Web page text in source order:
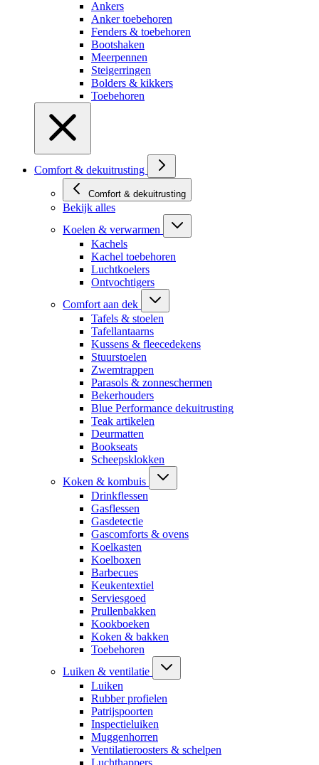
Ankers
Anker toebehoren
Fenders & toebehoren
Bootshaken
Meerpennen
Steigerringen
Bolders & kikkers
Toebehoren
Comfort & dekuitrusting
Comfort & dekuitrusting
Bekijk alles
Koelen & verwarmen
Kachels
Kachel toebehoren
Luchtkoelers
Ontvochtigers
Comfort aan dek
Tafels & stoelen
Tafellantaarns
Kussens & fleecedekens
Stuurstoelen
Zwemtrappen
Parasols & zonneschermen
Bekerhouders
Blue Performance dekuitrusting
Teak artikelen
Deurmatten
Bookseats
Scheepsklokken
Koken & kombuis
Drinkflessen
Gasflessen
Gasdetectie
Gascomforts & ovens
Koelkasten
Koelboxen
Barbecues
Keukentextiel
Serviesgoed
Prullenbakken
Kookboeken
Koken & bakken
Toebehoren
Luiken & ventilatie
Luiken
Rubber profielen
Patrijspoorten
Inspectieluiken
Muggenhorren
Ventilatieroosters & schelpen
Luchthappers